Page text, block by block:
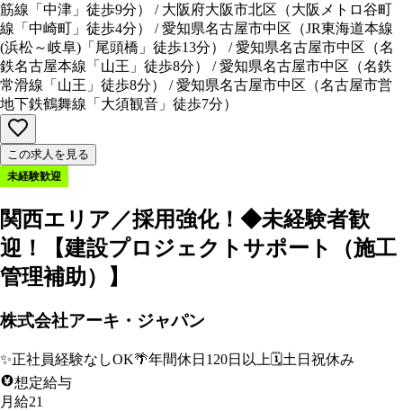
筋線「中津」徒歩9分） / 大阪府大阪市北区 （大阪メトロ谷町
線「中崎町」徒歩4分） /愛知県名古屋市中区 （JR東海道本線
(浜松～岐阜)「尾頭橋」徒歩13分） /愛知県名古屋市中区 （名
鉄名古屋本線「山王」徒歩8分） /愛知県名古屋市中区 （名鉄
常滑線「山王」徒歩8分） /愛知県名古屋市中区 （名古屋市営
地下鉄鶴舞線「大須観音」徒歩7分）
この求人を見る
未経験歓迎
関西エリア／採用強化！◆未経験者歓
迎！【建設プロジェクトサポート（施工
管理補助）】
株式会社アーキ・ジャパン
✨正社員経験なしOK🌴年間休日120日以上🗓️土日祝休み
想定給与
月給21